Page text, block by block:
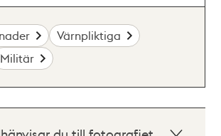
Värnpliktiga
Militär